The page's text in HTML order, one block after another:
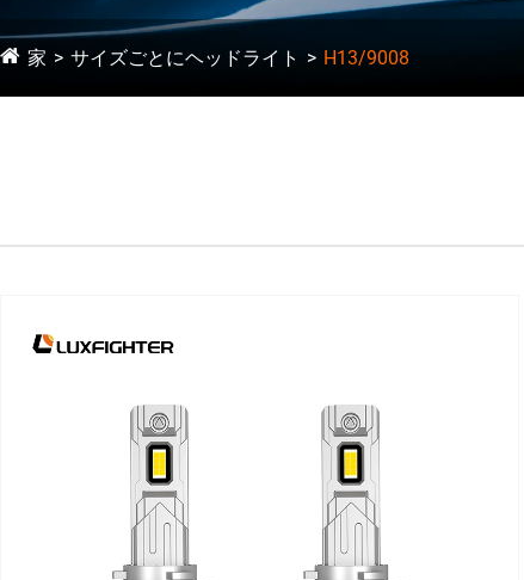
家 サイズごとにヘッドライト H13/9008